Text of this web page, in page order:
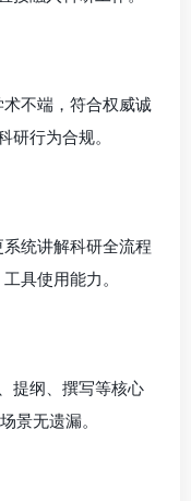
不端，符合权威诚
行为合规。
统讲解科研全流程
具使用能力。
提纲、撰写等核心
景无遗漏。